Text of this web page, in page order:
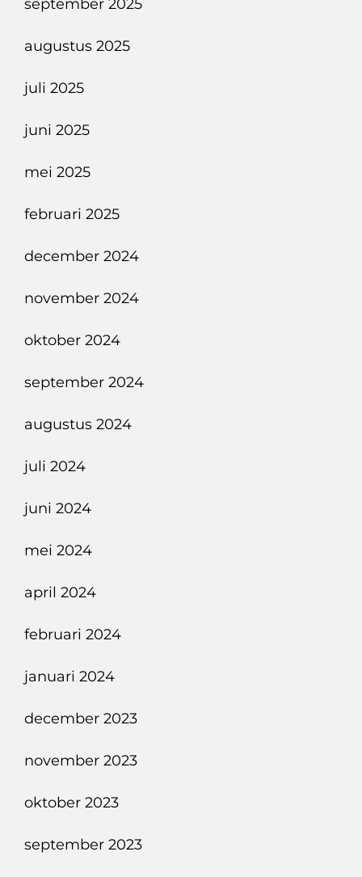
september 2025
augustus 2025
juli 2025
juni 2025
mei 2025
februari 2025
december 2024
november 2024
oktober 2024
september 2024
augustus 2024
juli 2024
juni 2024
mei 2024
april 2024
februari 2024
januari 2024
december 2023
november 2023
oktober 2023
september 2023